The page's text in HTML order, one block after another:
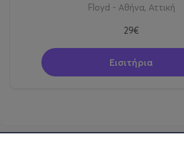
Floyd - Αθήνα, Αττική
29€
Εισιτήρια